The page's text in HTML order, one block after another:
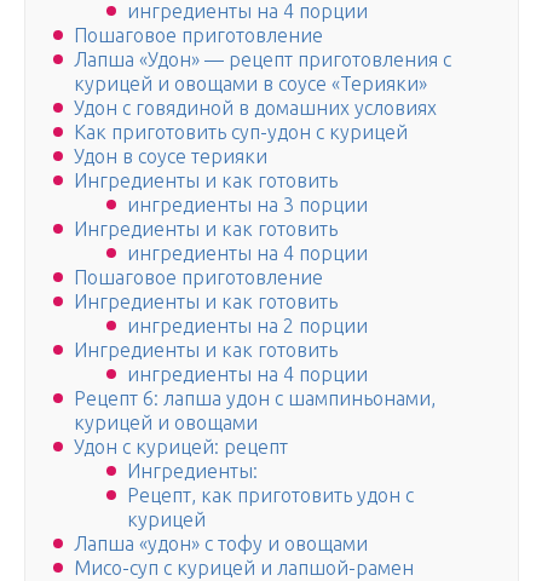
ингредиенты на 4 порции
Пошаговое приготовление
Лапша «Удон» — рецепт приготовления с
курицей и овощами в соусе «Терияки»
Удон с говядиной в домашних условиях
Как приготовить суп-удон с курицей
Удон в соусе терияки
Ингредиенты и как готовить
ингредиенты на 3 порции
Ингредиенты и как готовить
ингредиенты на 4 порции
Пошаговое приготовление
Ингредиенты и как готовить
ингредиенты на 2 порции
Ингредиенты и как готовить
ингредиенты на 4 порции
Рецепт 6: лапша удон с шампиньонами,
курицей и овощами
Удон с курицей: рецепт
Ингредиенты:
Рецепт, как приготовить удон с
курицей
Лапша «удон» с тофу и овощами
Мисо-суп с курицей и лапшой-рамен